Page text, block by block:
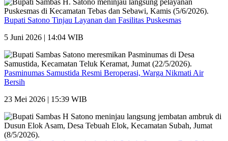
Bupati Satono Tinjau Layanan dan Fasilitas Puskesmas
5 Juni 2026 | 14:04 WIB
Pasminumas Samustida Resmi Beroperasi, Warga Nikmati Air
Bersih
23 Mei 2026 | 15:39 WIB